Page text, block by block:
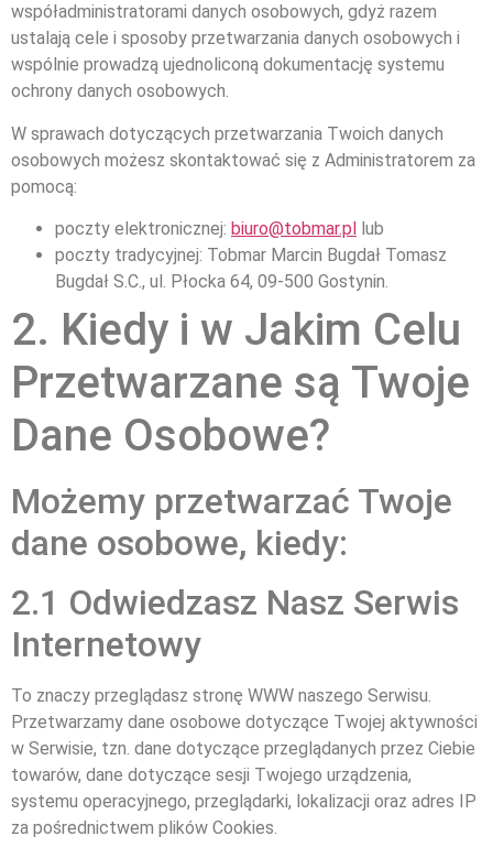
współadministratorami danych osobowych, gdyż razem
ustalają cele i sposoby przetwarzania danych osobowych i
wspólnie prowadzą ujednoliconą dokumentację systemu
ochrony danych osobowych.
W sprawach dotyczących przetwarzania Twoich danych
osobowych możesz skontaktować się z Administratorem za
pomocą:
poczty elektronicznej: biuro@tobmar.pl
lub
poczty tradycyjnej: Tobmar Marcin Bugdał Tomasz
Bugdał S.C., ul. Płocka 64, 09-500 Gostynin.
2. Kiedy i w Jakim Celu
Przetwarzane są Twoje
Dane Osobowe?
Możemy przetwarzać Twoje
dane osobowe, kiedy:
2.1 Odwiedzasz Nasz Serwis
Internetowy
To znaczy przeglądasz stronę WWW naszego Serwisu.
Przetwarzamy dane osobowe dotyczące Twojej aktywności
w Serwisie, tzn. dane dotyczące przeglądanych przez Ciebie
towarów, dane dotyczące sesji Twojego urządzenia,
systemu operacyjnego, przeglądarki, lokalizacji oraz adres IP
za pośrednictwem plików Cookies.